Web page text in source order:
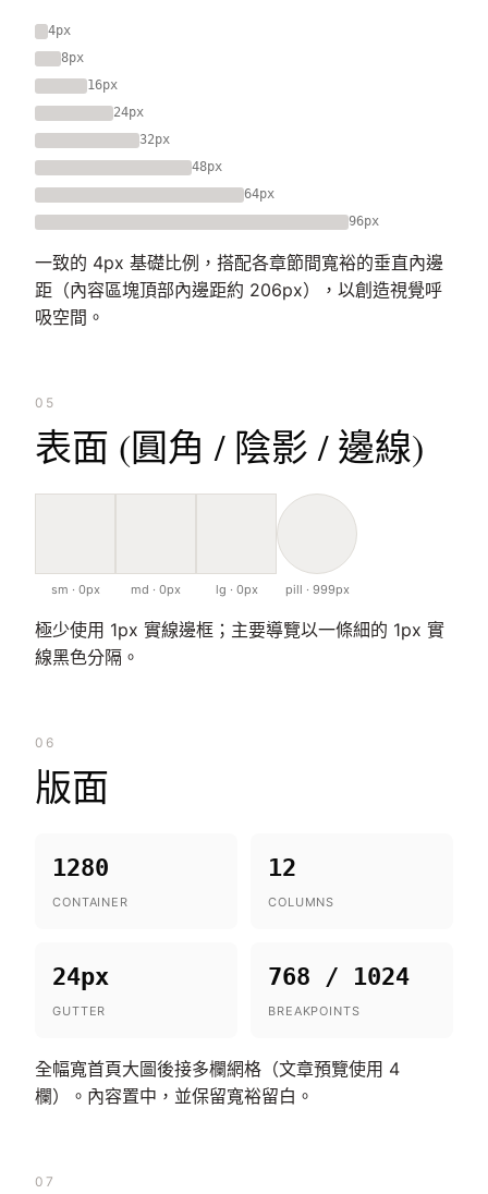
4px
8px
16px
24px
32px
48px
64px
96px
一致的 4px 基礎比例，搭配各章節間寬裕的垂直內邊
距（內容區塊頂部內邊距約 206px），以創造視覺呼
吸空間。
05
表面 (圓角 / 陰影 / 邊線)
sm · 0px md · 0px lg · 0px pill · 999px
極少使用 1px 實線邊框；主要導覽以一條細的 1px 實
線黑色分隔。
06
版面
1280
CONTAINER
12
COLUMNS
24px
GUTTER
768 / 1024
BREAKPOINTS
全幅寬首頁大圖後接多欄網格（文章預覽使用 4
欄）。內容置中，並保留寬裕留白。
07